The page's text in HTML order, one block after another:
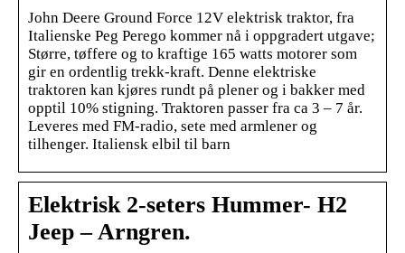
John Deere Ground Force 12V elektrisk traktor, fra
Italienske Peg Perego kommer nå i oppgradert utgave;
Større, tøffere og to kraftige 165 watts motorer som
gir en ordentlig trekk-kraft. Denne elektriske
traktoren kan kjøres rundt på plener og i bakker med
opptil 10% stigning. Traktoren passer fra ca 3 – 7 år.
Leveres med FM-radio, sete med armlener og
tilhenger. Italiensk elbil til barn
Elektrisk 2-seters Hummer- H2
Jeep – Arngren.